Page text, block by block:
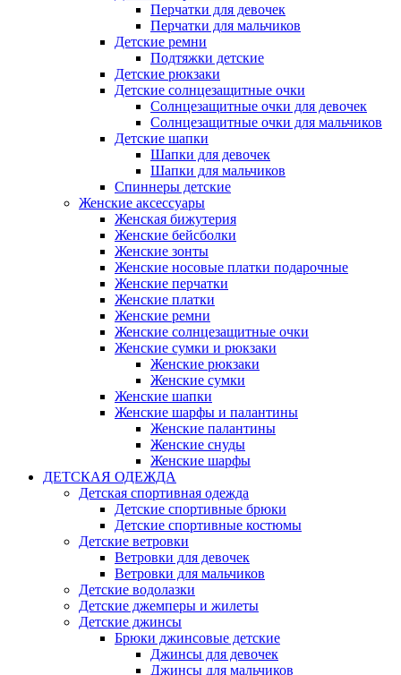
Перчатки для девочек
Перчатки для мальчиков
Детские ремни
Подтяжки детские
Детские рюкзаки
Детские солнцезащитные очки
Солнцезащитные очки для девочек
Солнцезащитные очки для мальчиков
Детские шапки
Шапки для девочек
Шапки для мальчиков
Спиннеры детские
Женские аксессуары
Женская бижутерия
Женские бейсболки
Женские зонты
Женские носовые платки подарочные
Женские перчатки
Женские платки
Женские ремни
Женские солнцезащитные очки
Женские сумки и рюкзаки
Женские рюкзаки
Женские сумки
Женские шапки
Женские шарфы и палантины
Женские палантины
Женские снуды
Женские шарфы
ДЕТСКАЯ ОДЕЖДА
Детская спортивная одежда
Детские спортивные брюки
Детские спортивные костюмы
Детские ветровки
Ветровки для девочек
Ветровки для мальчиков
Детские водолазки
Детские джемперы и жилеты
Детские джинсы
Брюки джинсовые детские
Джинсы для девочек
Джинсы для мальчиков